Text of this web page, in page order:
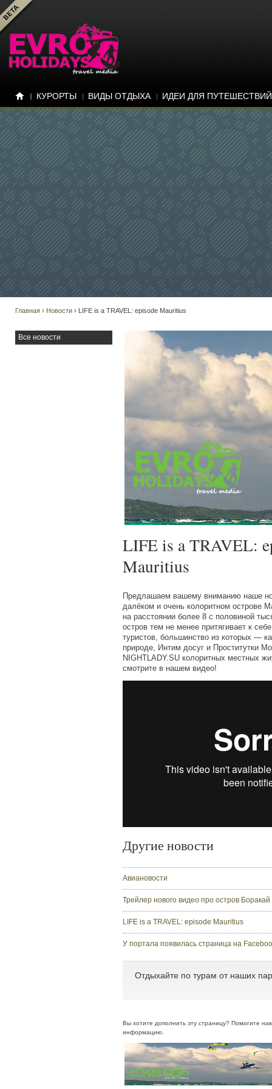
КУРОРТЫ ВИДЫ ОТДЫХА ИДЕИ ДЛЯ ПУТЕШЕСТВИЙ
Главная › Новости › LIFE is a TRAVEL: episode Mauritius
LIFE is a TRAVEL:
Mauritius
Предлашаем вашему вниманию наше
далёком и очень колоритном острове
на расстоянии более 8 с половиной
остров тем не менее притягивает к
туристов, большинство из которых —
природе, Интим досуг и Проститутки
NIGHTLADY.SU колоритных местных
смотрите в нашем видео!
Другие новости
Авиановости
Трейлер нового видео про остров Боракай
LIFE is a TRAVEL: episode Mauritius
У портала появилась страница на
Отдыхайте по турам от наших
Вы хотите дополнить эту страницу? Помогите
информацию.
Все новости